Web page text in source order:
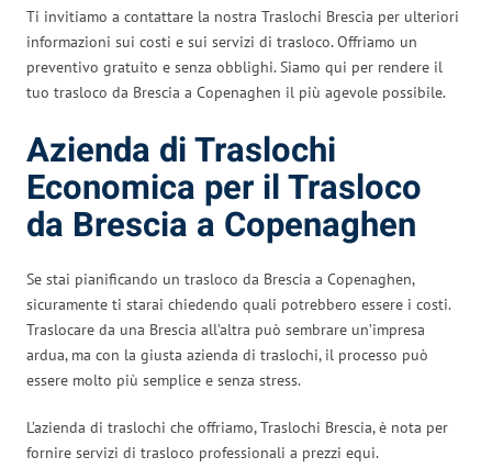
Ti invitiamo a contattare la nostra Traslochi Brescia per ulteriori
informazioni sui costi e sui servizi di trasloco. Offriamo un
preventivo gratuito e senza obblighi. Siamo qui per rendere il
tuo trasloco da Brescia a Copenaghen il più agevole possibile.
Azienda di Traslochi
Economica per il Trasloco
da Brescia a Copenaghen
Se stai pianificando un trasloco da Brescia a Copenaghen,
sicuramente ti starai chiedendo quali potrebbero essere i costi.
Traslocare da una Brescia all’altra può sembrare un’impresa
ardua, ma con la giusta azienda di traslochi, il processo può
essere molto più semplice e senza stress.
L’azienda di traslochi che offriamo, Traslochi Brescia, è nota per
fornire servizi di trasloco professionali a prezzi equi.